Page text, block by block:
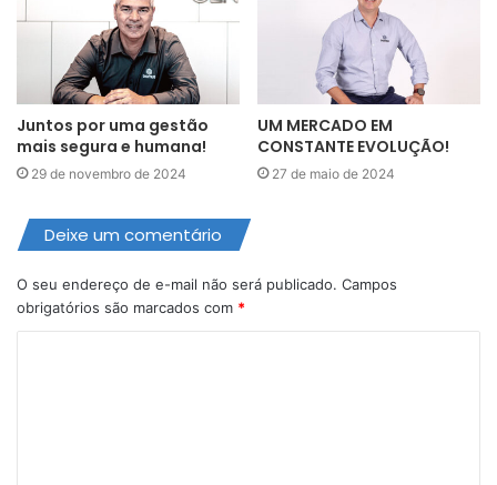
Juntos por uma gestão
mais segura e humana!
29 de novembro de 2024
UM MERCADO EM
CONSTANTE EVOLUÇÃO!
27 de maio de 2024
Deixe um comentário
O seu endereço de e-mail não será publicado. Campos
obrigatórios são marcados com *